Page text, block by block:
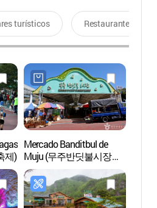
turísticos Restaurantes
제)
Mercado Banditbul de
Muju (무주반딧불시장
(무주반딧불장터) (1, 6일))